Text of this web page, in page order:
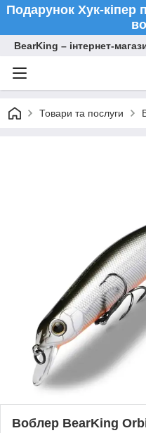
Подарунок Хук-кіпер
BearKing – інтернет-
Товари та послуги
Воблер BearKing